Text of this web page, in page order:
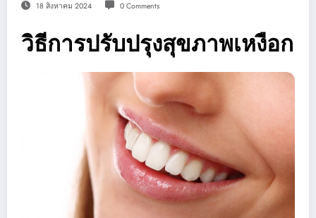
18 สิงหาคม 2024 0 Comments
วิธีการปรับปรุงสุขภาพเหงือก